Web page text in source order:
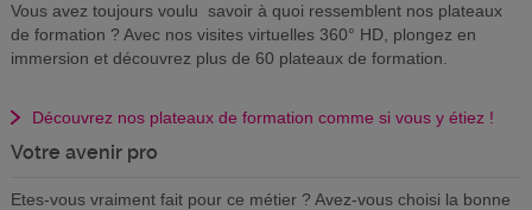
Vous avez toujours voulu savoir à quoi ressemblent nos plateaux
de formation ? Avec nos visites virtuelles 360° HD, plongez en
immersion et découvrez plus de 60 plateaux de formation.
Découvrez nos plateaux de formation comme si vous y étiez !
Votre avenir pro
Etes-vous vraiment fait pour ce métier ? Avez-vous choisi la bonne